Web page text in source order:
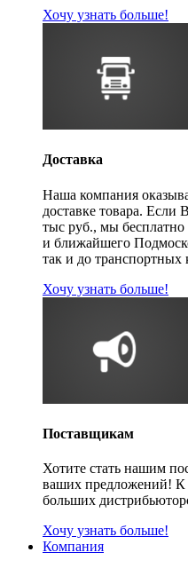
Хочу узнать больше!
Доставка
Наша компания
доставке товара. Если
тыс руб., мы
и ближайшего
так и до транспортных
Хочу узнать больше!
Поставщикам
Хотите стать нашим
ваших предложений! К
больших
Хочу узнать больше!
Компания